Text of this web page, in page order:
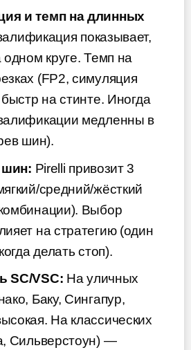
и темп на длинных
показывает,
одном круге. Темп на
(FP2, симуляция
на стинте. Иногда
медленны в
шин).
Pirelli привозит 3
средний/жёсткий
Выбор
на стратегию (один
делать стоп).
SC/VSC: На уличных
Баку, Сингапур,
На классических
Сильверстоун) —